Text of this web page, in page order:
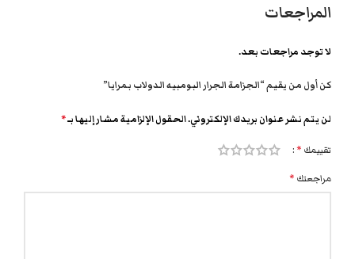
المراجعات
لا توجد مراجعات بعد.
كن أول من يقيم “الجزامة الجرار البومبيه الدولاب بمرايا”
لن يتم نشر عنوان بريدك الإلكتروني.الحقول الإلزامية مشار إليها بـ*
تقييمك *
مراجعتك *